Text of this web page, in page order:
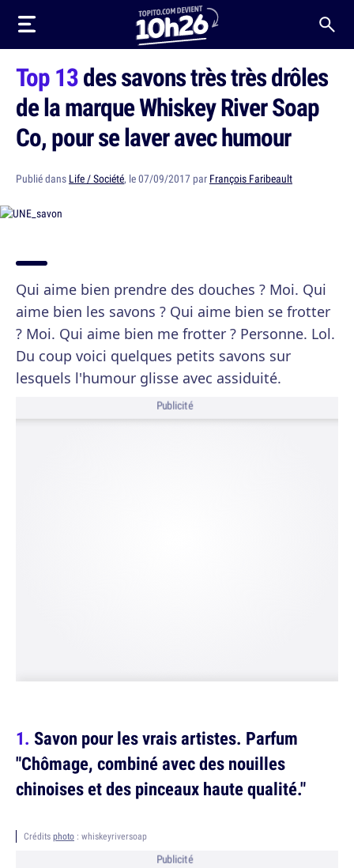
Top 13des savons très très drôles
de la marque Whiskey River Soap
Co, pour se laver avec humour
Publié dans Life / Société, le 07/09/2017 par François Faribeault
Qui aime bien prendre des douches ? Moi. Qui
aime bien les savons ? Qui aime bien se frotter
? Moi. Qui aime bien me frotter ? Personne. Lol.
Du coup voici quelques petits savons sur
lesquels l'humour glisse avec assiduité.
Publicité
Savon pour les vrais artistes. Parfum
"Chômage, combiné avec des nouilles
chinoises et des pinceaux haute qualité."
Crédits photo : whiskeyriversoap
Publicité